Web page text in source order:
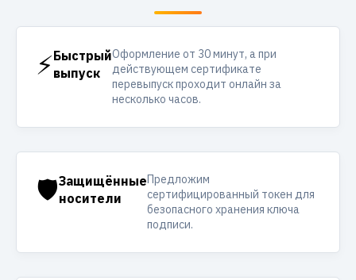
⚡Быстрый
выпуск
Оформление от 30 минут, а при
действующем сертификате
перевыпуск проходит онлайн за
несколько часов.
🛡️Защищённые
носители
Предложим
сертифицированный токен для
безопасного хранения ключа
подписи.